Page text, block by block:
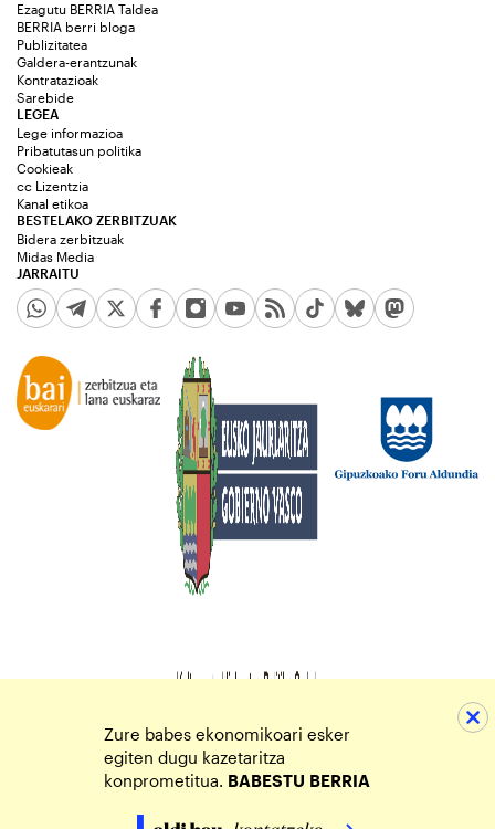
Ezagutu BERRIA Taldea
BERRIA berri bloga
Publizitatea
Galdera-erantzunak
Kontratazioak
Sarebide
JARRAITU
LEGEA
Lege informazioa
Pribatutasun politika
Cookieak
cc Lizentzia
Kanal etikoa
BESTELAKO ZERBITZUAK
Bidera zerbitzuak
Midas Media
Zure babes ekonomikoari esker
egiten dugu kazetaritza
konprometitua. BABESTU BERRIA